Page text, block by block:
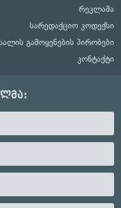
რეკლამა
სარედაქციო კოდექსი
გამოყენების პირობები
კონტაქტი